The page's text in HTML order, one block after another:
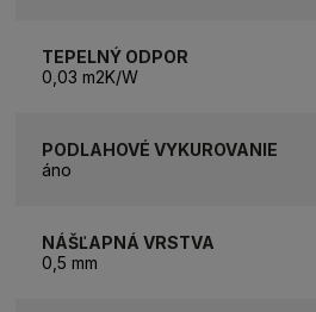
TEPELNÝ ODPOR
0,03 m2K/W
PODLAHOVÉ VYKUROVANIE
áno
NÁŠĽAPNÁ VRSTVA
0,5 mm